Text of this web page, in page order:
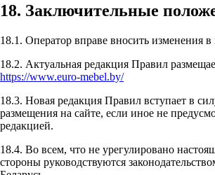
18. Заключительные
18.1. Оператор вправе вносить изменения
18.2. Актуальная редакция Правил
https://www.euro-mebel.by/
18.3. Новая редакция Правил вступает в
размещения на сайте, если иное не
редакцией.
18.4. Во всем, что не урегулировано
стороны руководствуются